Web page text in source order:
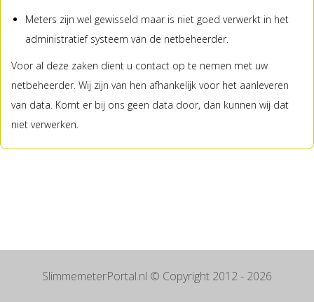
Meters zijn wel gewisseld maar is niet goed verwerkt in het
administratief systeem van de netbeheerder.
Voor al deze zaken dient u contact op te nemen met uw
netbeheerder. Wij zijn van hen afhankelijk voor het aanleveren
van data. Komt er bij ons geen data door, dan kunnen wij dat
niet verwerken.
SlimmemeterPortal.nl © Copyright 2012 - 2026